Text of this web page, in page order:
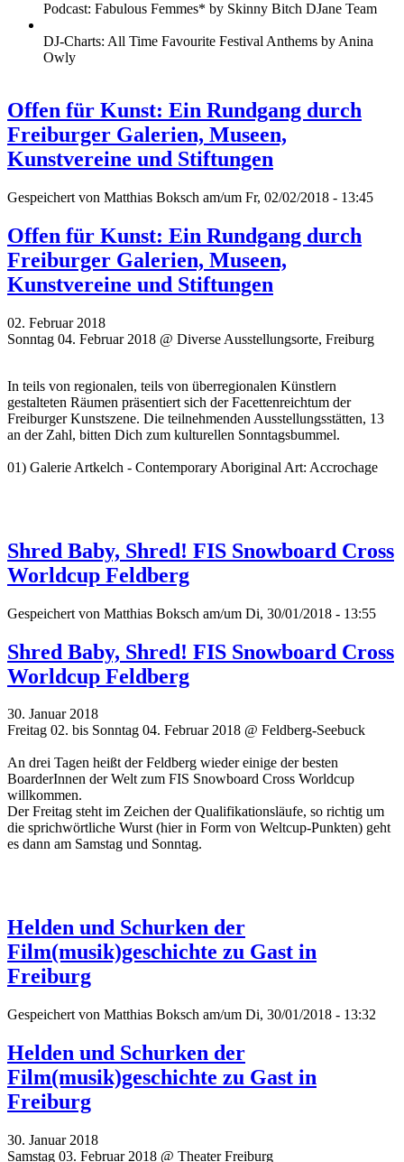
Podcast: Fabulous Femmes* by Skinny Bitch DJane Team
DJ-Charts: All Time Favourite Festival Anthems by Anina
Owly
Offen für Kunst: Ein Rundgang durch
Freiburger Galerien, Museen,
Kunstvereine und Stiftungen
Gespeichert von Matthias Boksch am/um Fr, 02/02/2018 - 13:45
Offen für Kunst: Ein Rundgang durch
Freiburger Galerien, Museen,
Kunstvereine und Stiftungen
02. Februar 2018
Sonntag 04. Februar 2018 @ Diverse Ausstellungsorte, Freiburg
In teils von regionalen, teils von überregionalen Künstlern
gestalteten Räumen präsentiert sich der Facettenreichtum der
Freiburger Kunstszene. Die teilnehmenden Ausstellungsstätten, 13
an der Zahl, bitten Dich zum kulturellen Sonntagsbummel.
01) Galerie Artkelch - Contemporary Aboriginal Art: Accrochage
Shred Baby, Shred! FIS Snowboard Cross
Worldcup Feldberg
Gespeichert von Matthias Boksch am/um Di, 30/01/2018 - 13:55
Shred Baby, Shred! FIS Snowboard Cross
Worldcup Feldberg
30. Januar 2018
Freitag 02. bis Sonntag 04. Februar 2018 @ Feldberg-Seebuck
An drei Tagen heißt der Feldberg wieder einige der besten
BoarderInnen der Welt zum FIS Snowboard Cross Worldcup
willkommen.
Der Freitag steht im Zeichen der Qualifikationsläufe, so richtig um
die sprichwörtliche Wurst (hier in Form von Weltcup-Punkten) geht
es dann am Samstag und Sonntag.
Helden und Schurken der
Film(musik)geschichte zu Gast in
Freiburg
Gespeichert von Matthias Boksch am/um Di, 30/01/2018 - 13:32
Helden und Schurken der
Film(musik)geschichte zu Gast in
Freiburg
30. Januar 2018
Samstag 03. Februar 2018 @ Theater Freiburg